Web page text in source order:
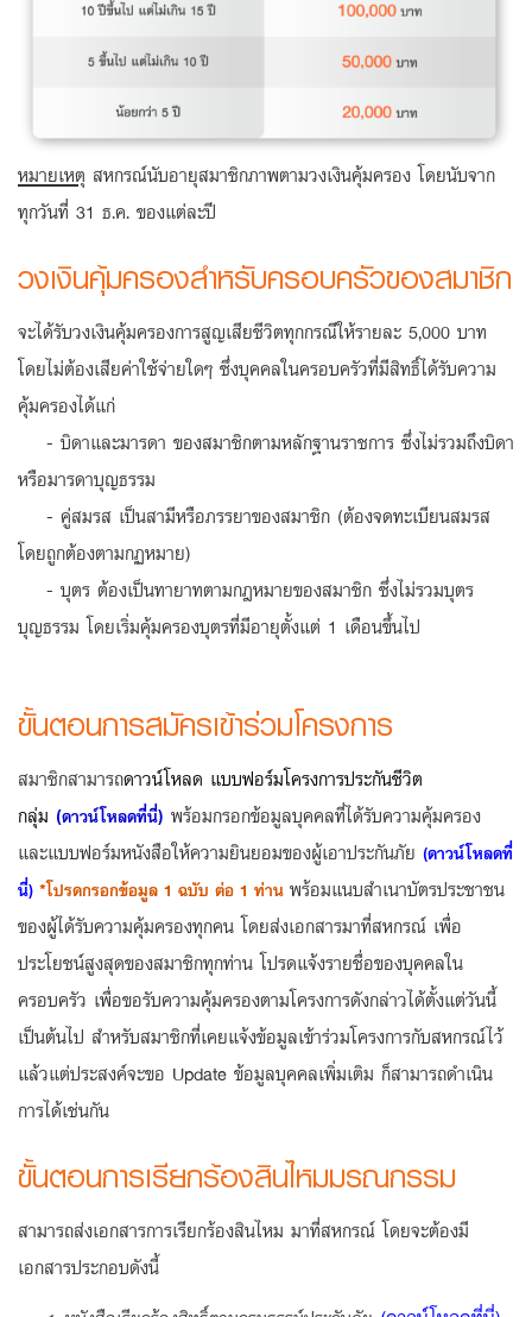
หมายเหตุ สหกรณ์นับอายุสมาชิกภาพตามวงเงินคุ้มครอง โดยนับจาก
ทุกวันที่ 31 ธ.ค. ของแต่ละปี
วงเงินคุ้มครองสำหรับครอบครัวของสมาชิก
จะได้รับวงเงินคุ้มครองการสูญเสียชีวิตทุกกรณีให้รายละ 5,000 บาท
โดยไม่ต้องเสียค่าใช้จ่ายใดๆ ซึ่งบุคคลในครอบครัวที่มีสิทธิ์ได้รับความ
คุ้มครองได้แก่
- บิดาและมารดา ของสมาชิกตามหลักฐานราชการ ซึ่งไม่รวมถึงบิดา
หรือมารดาบุญธรรม
- คู่สมรส เป็นสามีหรือภรรยาของสมาชิก (ต้องจดทะเบียนสมรส
โดยถูกต้องตามกฏหมาย)
- บุตร ต้องเป็นทายาทตามกฎหมายของสมาชิก ซึ่งไม่รวมบุตร
บุญธรรม โดยเริ่มคุ้มครองบุตรที่มีอายุตั้งแต่ 1 เดือนขึ้นไป
ขั้นตอนการสมัครเข้าร่วมโครงการ
สมาชิกสามารถดาวน์โหลด แบบฟอร์มโครงการประกันชีวิต
กลุ่ม (ดาวน์โหลดที่นี่) พร้อมกรอกข้อมูลบุคคลที่ได้รับความคุ้มครอง
และแบบฟอร์มหนังสือให้ความยินยอมของผู้เอาประกันภัย (ดาวน์โหลดที่
นี่) *โปรดกรอกข้อมูล 1 ฉบับ ต่อ 1 ท่าน พร้อมแนบสำเนาบัตรประชาชน
ของผู้ได้รับความคุ้มครองทุกคน โดยส่งเอกสารมาที่สหกรณ์ เพื่อ
ประโยชน์สูงสุดของสมาชิกทุกท่าน โปรดแจ้งรายชื่อของบุคคลใน
ครอบครัว เพื่อขอรับความคุ้มครองตามโครงการดังกล่าวได้ตั้งแต่วันนี้
เป็นต้นไป สำหรับสมาชิกที่เคยแจ้งข้อมูลเข้าร่วมโครงการกับสหกรณ์ไว้
แล้วแต่ประสงค์จะขอ Update ข้อมูลบุคคลเพิ่มเติม ก็สามารถดำเนิน
การได้เช่นกัน
ขั้นตอนการเรียกร้องสินไหมมรณกรรม
สามารถส่งเอกสารการเรียกร้องสินไหม มาที่สหกรณ์ โดยจะต้องมี
เอกสารประกอบดังนี้